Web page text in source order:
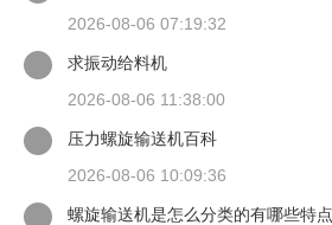
2026-08-06 07:19:32
求振动给料机
2026-08-06 11:38:00
压力螺旋输送机百科
2026-08-06 10:09:36
螺旋输送机是怎么分类的有哪些特点